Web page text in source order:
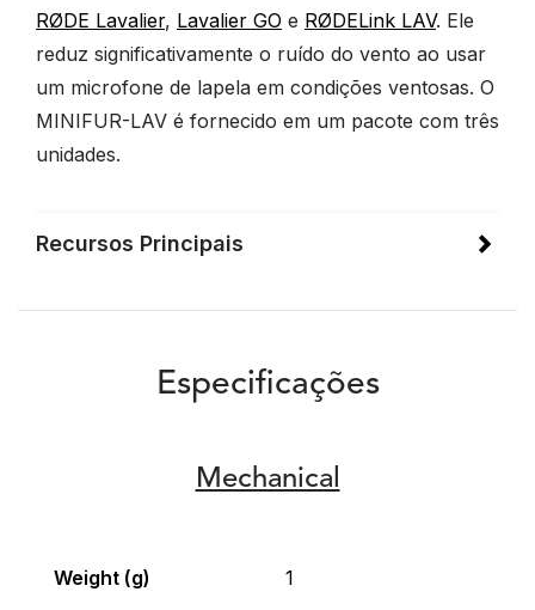
RØDE Lavalier, Lavalier GO e RØDELink LAV. Ele
reduz significativamente o ruído do vento ao usar
um microfone de lapela em condições ventosas. O
MINIFUR-LAV é fornecido em um pacote com três
unidades.
Recursos Principais
Especificações
Mechanical
Weight (g) 1